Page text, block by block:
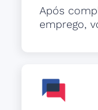
Após
emprego,